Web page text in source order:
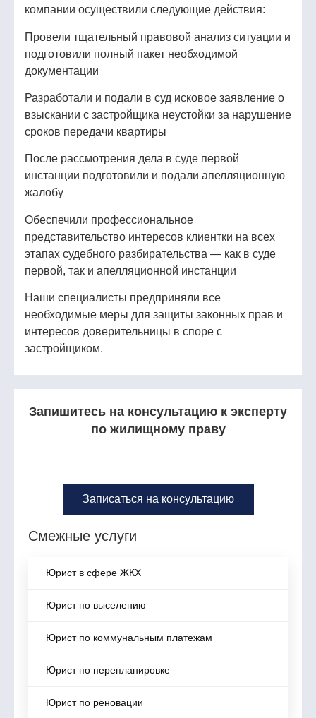
компании осуществили следующие действия:
Провели тщательный правовой анализ ситуации и
подготовили полный пакет необходимой
документации
Разработали и подали в суд исковое заявление о
взыскании с застройщика неустойки за нарушение
сроков передачи квартиры
После рассмотрения дела в суде первой
инстанции подготовили и подали апелляционную
жалобу
Обеспечили профессиональное
представительство интересов клиентки на всех
этапах судебного разбирательства — как в суде
первой, так и апелляционной инстанции
Наши специалисты предприняли все
необходимые меры для защиты законных прав и
интересов доверительницы в споре с
застройщиком.
Запишитесь на консультацию к эксперту
по жилищному праву
Записаться на консультацию
Смежные услуги
Юрист в сфере ЖКХ
Юрист по выселению
Юрист по коммунальным платежам
Юрист по перепланировке
Юрист по реновации